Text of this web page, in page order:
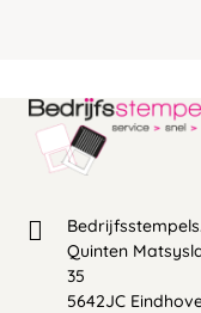
Quinten
35
5642JC